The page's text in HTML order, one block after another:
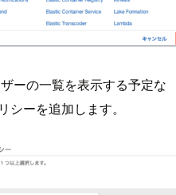
ーの一覧を表示する予定な
シーを追加します。